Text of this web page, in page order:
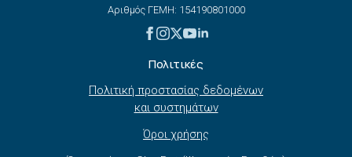
Αριθμός ΓΕΜΗ: 154190801000
Πολιτικές
Πολιτική προστασίας δεδομένων
και συστημάτων
Όροι χρήσης